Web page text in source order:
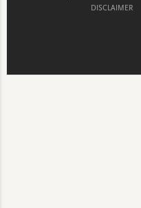
DISCLAIMER